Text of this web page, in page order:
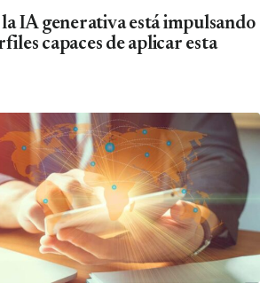
IA generativa está impulsando
capaces de aplicar esta